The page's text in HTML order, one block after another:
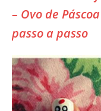
– Ovo de
passo a passo